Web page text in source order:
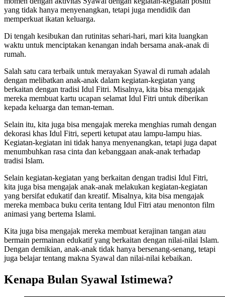
yang tidak hanya menyenangkan, tetapi juga mendidik dan
memperkuat ikatan keluarga.
Di tengah kesibukan dan rutinitas sehari-hari, mari kita luangkan
waktu untuk menciptakan kenangan indah bersama anak-anak di
rumah.
Salah satu cara terbaik untuk merayakan Syawal di rumah adalah
dengan melibatkan anak-anak dalam kegiatan-kegiatan yang
berkaitan dengan tradisi Idul Fitri. Misalnya, kita bisa mengajak
mereka membuat kartu ucapan selamat Idul Fitri untuk diberikan
kepada keluarga dan teman-teman.
Selain itu, kita juga bisa mengajak mereka menghias rumah dengan
dekorasi khas Idul Fitri, seperti ketupat atau lampu-lampu hias.
Kegiatan-kegiatan ini tidak hanya menyenangkan, tetapi juga dapat
menumbuhkan rasa cinta dan kebanggaan anak-anak terhadap
tradisi Islam.
Selain kegiatan-kegiatan yang berkaitan dengan tradisi Idul Fitri,
kita juga bisa mengajak anak-anak melakukan kegiatan-kegiatan
yang bersifat edukatif dan kreatif. Misalnya, kita bisa mengajak
mereka membaca buku cerita tentang Idul Fitri atau menonton film
animasi yang bertema Islami.
Kita juga bisa mengajak mereka membuat kerajinan tangan atau
bermain permainan edukatif yang berkaitan dengan nilai-nilai Islam.
Dengan demikian, anak-anak tidak hanya bersenang-senang, tetapi
juga belajar tentang makna Syawal dan nilai-nilai kebaikan.
Kenapa Bulan Syawal Istimewa?